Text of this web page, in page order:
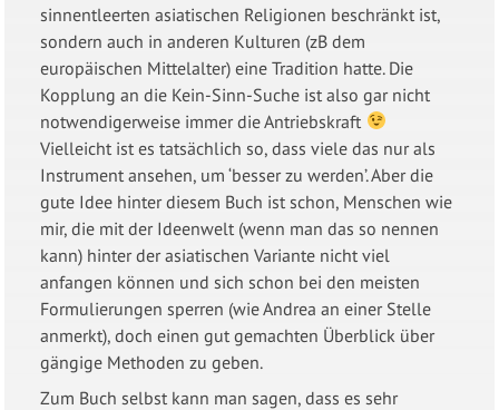
sinnentleerten asiatischen Religionen beschränkt ist,
sondern auch in anderen Kulturen (zB dem
europäischen Mittelalter) eine Tradition hatte. Die
Kopplung an die Kein-Sinn-Suche ist also gar nicht
notwendigerweise immer die Antriebskraft
Vielleicht ist es tatsächlich so, dass viele das nur als
Instrument ansehen, um ‘besser zu werden’. Aber die
gute Idee hinter diesem Buch ist schon, Menschen wie
mir, die mit der Ideenwelt (wenn man das so nennen
kann) hinter der asiatischen Variante nicht viel
anfangen können und sich schon bei den meisten
Formulierungen sperren (wie Andrea an einer Stelle
anmerkt), doch einen gut gemachten Überblick über
gängige Methoden zu geben.
Zum Buch selbst kann man sagen, dass es sehr